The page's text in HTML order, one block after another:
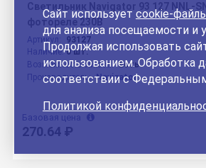
Артикул:
93127
Наличие:0 шт.
Возможность заказа: Есть
Производитель: Navigator
Светильник Navigator 93 127 NNL-
фотореле 230В
Базовая цена
270.64 ₽
Сайт используетcookie-
для анализа посещаемости и
Продолжая использовать
использованием. Обработка
соответствии с
Политикой